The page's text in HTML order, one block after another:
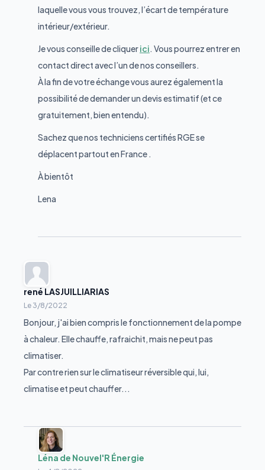
laquelle vous vous trouvez, l’écart de température
intérieur/extérieur.
Je vous conseille de cliquerici. Vous pourrez entrer en
contact direct avec l’un de nos conseillers.
À la fin de votre échange vous aurez également la
possibilité de demander un devis estimatif (et ce
gratuitement, bien entendu).
Sachez que nos techniciens certifiés RGE se
déplacent partout en France .
À bientôt
Lena
rené LASJUILLIARIAS
Le 3/8/2022
Bonjour, j'ai bien compris le fonctionnement de la pompe
à chaleur. Elle chauffe, rafraichit, mais ne peut pas
climatiser.
Par contre rien sur le climatiseur réversible qui, lui,
climatise et peut chauffer...
Léna de Nouvel'R Énergie